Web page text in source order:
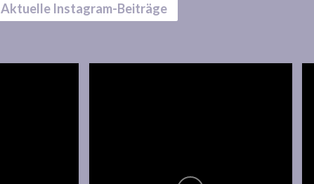
Aktuelle Instagram-Beiträge